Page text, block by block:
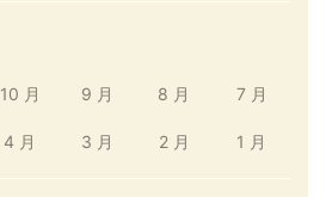
10 月 9 月 8 月 7 月
4 月 3 月 2 月 1 月